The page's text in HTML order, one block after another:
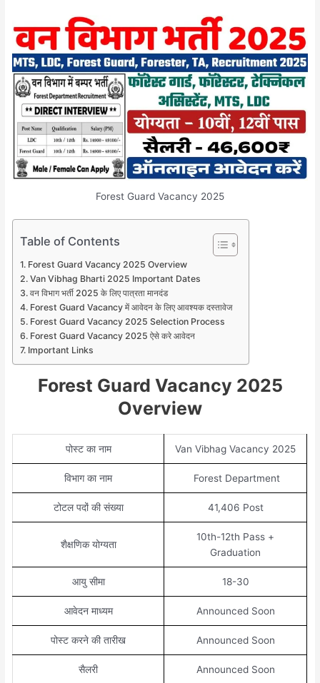
Forest Guard Vacancy 2025
Table of Contents
Forest Guard Vacancy 2025 Overview
Van Vibhag Bharti 2025 Important Dates
वन विभाग भर्ती 2025 के लिए पात्रता मानदंड
Forest Guard Vacancy में आवेदन के लिए आवश्यक दस्तावेज
Forest Guard Vacancy 2025 Selection Process
Forest Guard Vacancy 2025 ऐसे करे आवेदन
Important Links
Forest Guard Vacancy 2025
Overview
पोस्ट का नाम Van Vibhag Vacancy 2025
विभाग का नाम Forest Department
टोटल पदों की संख्या 41,406 Post
शैक्षणिक योग्यता
10th-12th Pass +
Graduation
आयु सीमा 18-30
आवेदन माध्यम Announced Soon
पोस्ट करने की तारीख Announced Soon
सैलरी Announced Soon